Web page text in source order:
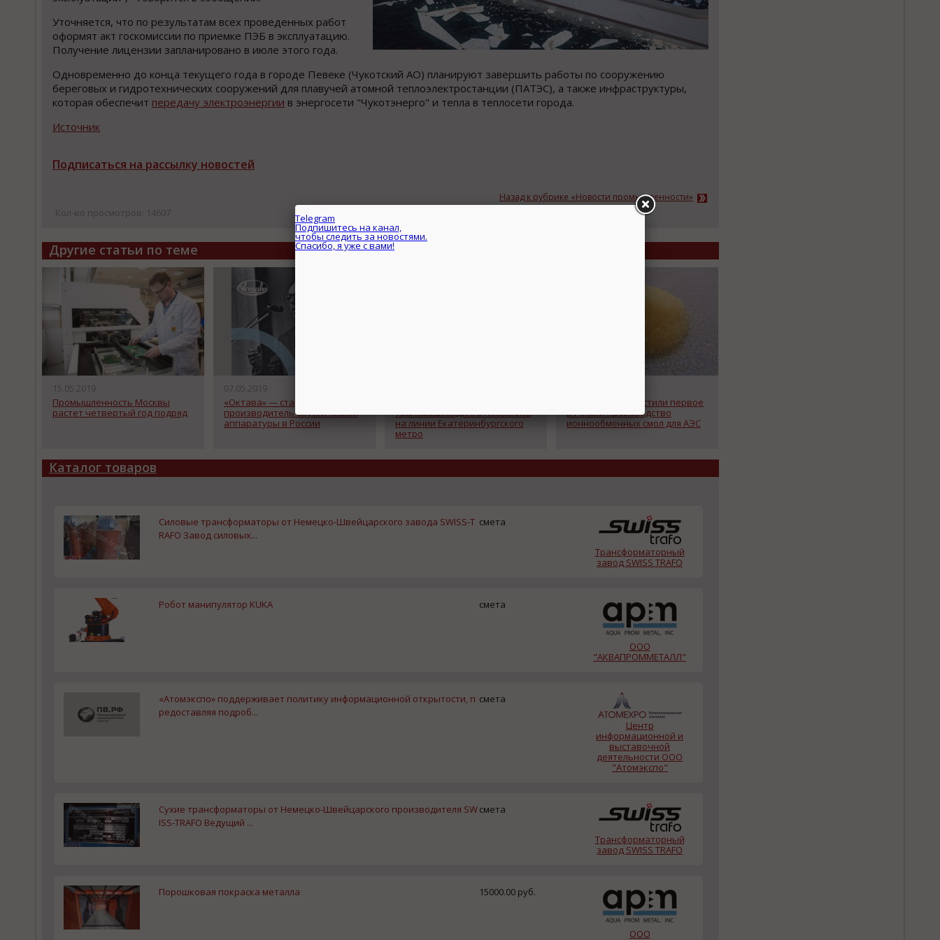
Уточняется, что по результатам всех проведенных работ
оформят акт госкомиссии по приемке ПЭБ в эксплуатацию.
Получение лицензии запланировано в июле этого года.
Одновременно до конца текущего года в городе Певеке (Чукотский АО) планируют завершить работы по сооружению
береговых и гидрoтехнических сооружений для плавучей атомной теплоэлектростанции (ПАТЭС), а также инфраструктуры,
которая обеcпечит передачу электроэнергии в энергосети "Чукотэнерго" и тепла в теплоcети города.
Источник
Подписаться на рассылку новостей
Назад к рубрике «Новости промышленности»
Кол-во просмотров: 14607
Другие статьи по теме
15.05.2019
Промышленность Москвы
растет четвертый год подряд
07.05.2019
«Октава» — старейший
производитель акустической
аппаратуры в России
Трансмашхолдинга появились
на линии Екатеринбургского
метро
В Кемерово запустили первое
в России производство
ионнообменных смол для АЭС
Каталог товаров
Силовые трансформаторы от Немецко-Швейцарского завода SWISS-T
RAFO Завод силовых...
смета
Трансформаторный
завод SWISS TRAFO
Робот манипулятор KUKA смета
ООО
"АКВАПРОММЕТАЛЛ"
«Атомэкспо» поддерживает политику информационной открытости, п
редоставляя подроб...
смета
Центр
информационной и
выставочной
деятельности ООО
"Атомэкспо"
Сухие трансформаторы от Немецко-Швейцарского производителя SW
ISS-TRAFO Ведущий ...
смета
Трансформаторный
завод SWISS TRAFO
Порошковая покраска металла 15000.00 руб.
ООО